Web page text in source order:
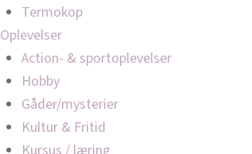
Termokop
Oplevelser
Action- & sportoplevelser
Hobby
Gåder/mysterier
Kultur & Fritid